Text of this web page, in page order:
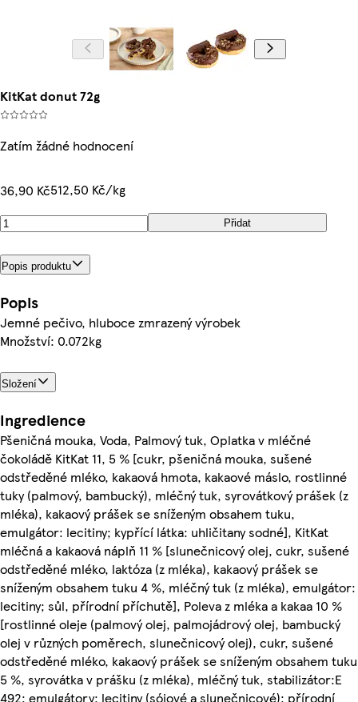
KitKat donut 72g
Zatím žádné hodnocení
36,90 Kč512,50 Kč/kg
Přidat
Popis produktu
Popis
Jemné pečivo, hluboce zmrazený výrobek
Množství: 0.072kg
Složení
Ingredience
Pšeničná mouka, Voda, Palmový tuk, Oplatka v mléčné
čokoládě KitKat 11, 5 % [cukr, pšeničná mouka, sušené
odstředěné mléko, kakaová hmota, kakaové máslo, rostlinné
tuky (palmový, bambucký), mléčný tuk, syrovátkový prášek (z
mléka), kakaový prášek se sníženým obsahem tuku,
emulgátor: lecitiny; kypřící látka: uhličitany sodné], KitKat
mléčná a kakaová náplň 11 % [slunečnicový olej, cukr, sušené
odstředěné mléko, laktóza (z mléka), kakaový prášek se
sníženým obsahem tuku 4 %, mléčný tuk (z mléka), emulgátor:
lecitiny; sůl, přírodní příchutě], Poleva z mléka a kakaa 10 %
[rostlinné oleje (palmový olej, palmojádrový olej, bambucký
olej v různých poměrech, slunečnicový olej), cukr, sušené
odstředěné mléko, kakaový prášek se sníženým obsahem tuku
5 %, syrovátka v prášku (z mléka), mléčný tuk, stabilizátor:E
492; emulgátory: lecitiny (sójové a slunečnicové); přírodní